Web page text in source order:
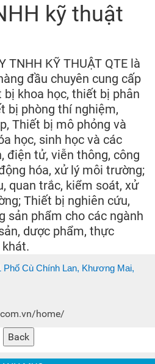
kỹ thuật
TNHH KỸ THUẬT QTE là
đầu chuyên cung cấp
bị khoa học, thiết bị phân
bị phòng thí nghiệm,
Thiết bị mô phỏng và
học, sinh học và các
điện tử, viễn thông, công
hóa, xử lý môi trường;
quan trắc, kiểm soát, xử
Thiết bị nghiên cứu,
sản phẩm cho các ngành
dược phẩm, thực
Phố Cù Chính Lan, Khương Mai,
home/